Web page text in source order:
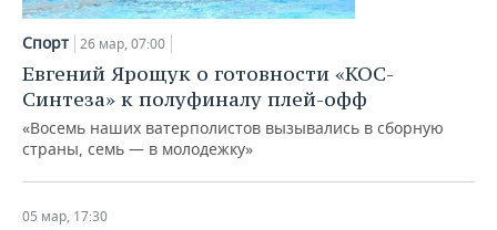
Спорт 26 мар, 07:00
Евгений Ярощук о готовности «КОС-
Синтеза» к полуфиналу плей-офф
«Восемь наших ватерполистов вызывались в сборную
страны, семь — в молодежку»
05 мар, 17:30